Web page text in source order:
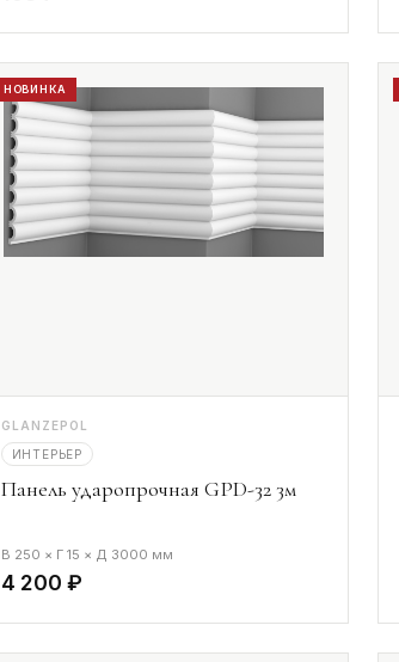
НОВИНКА
GLANZEPOL
ИНТЕРЬЕР
Панель ударопрочная GPD-32 3м
В 250 × Г 15 × Д 3000 мм
4 200 ₽